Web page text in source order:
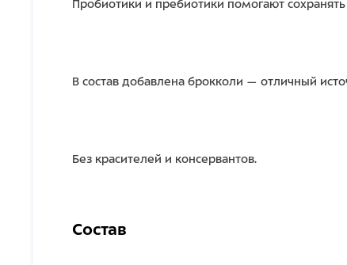
Пробиотики и пребиотики помогают
В состав добавлена брокколи — отличный
Без красителей и консервантов.
Состав